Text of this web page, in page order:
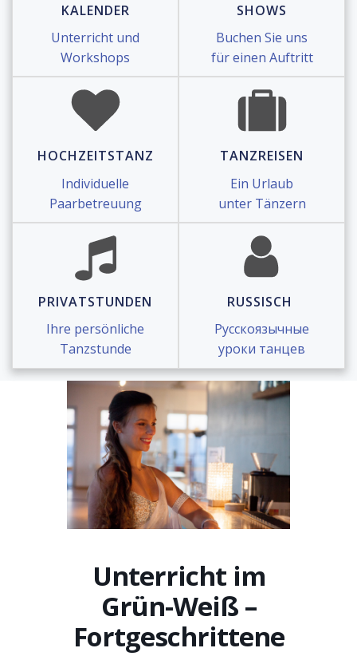
KALENDER
Unterricht und
Workshops
SHOWS
Buchen Sie uns
für einen Auftritt
HOCHZEITSTANZ
Individuelle
Paarbetreuung
TANZREISEN
Ein Urlaub
unter Tänzern
PRIVATSTUNDEN
Ihre persönliche
Tanzstunde
RUSSISCH
Русскоязычные
уроки танцев
Unterricht im
Grün-Weiß –
Fortgeschrittene